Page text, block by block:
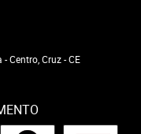
-Centro, Cruz-CE